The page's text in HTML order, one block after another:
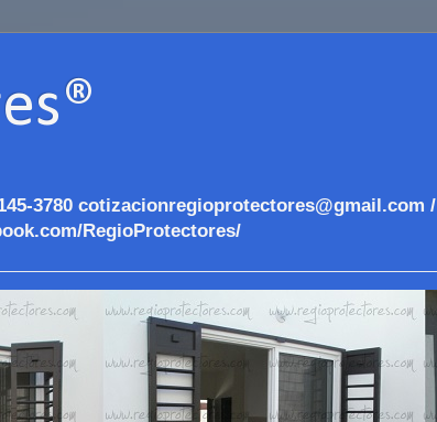
3780 cotizacionregioprotectores@gmail.com /
RegioProtectores/